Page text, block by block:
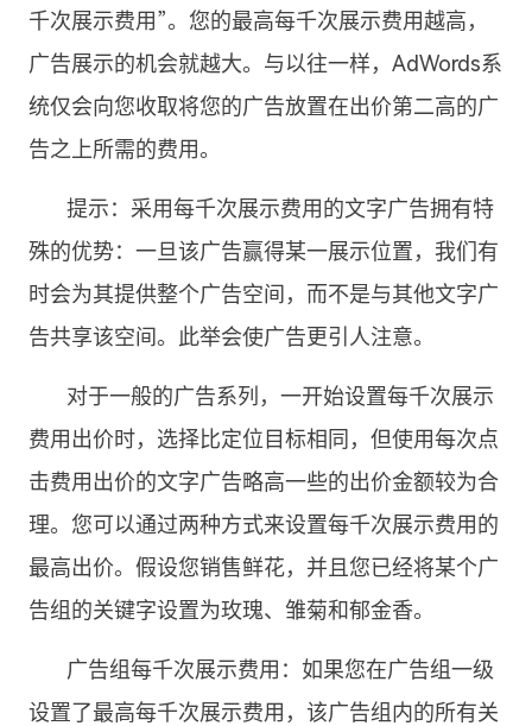
千次展示费用”。您的最高每千次展示费用越高，
广告展示的机会就越大。与以往一样，AdWords系
统仅会向您收取将您的广告放置在出价第二高的广
告之上所需的费用。
提示：采用每千次展示费用的文字广告拥有特
殊的优势：一旦该广告赢得某一展示位置，我们有
时会为其提供整个广告空间，而不是与其他文字广
告共享该空间。此举会使广告更引人注意。
对于一般的广告系列，一开始设置每千次展示
费用出价时，选择比定位目标相同，但使用每次点
击费用出价的文字广告略高一些的出价金额较为合
理。您可以通过两种方式来设置每千次展示费用的
最高出价。假设您销售鲜花，并且您已经将某个广
告组的关键字设置为玫瑰、雏菊和郁金香。
广告组每千次展示费用：如果您在广告组一级
设置了最高每千次展示费用，该广告组内的所有关